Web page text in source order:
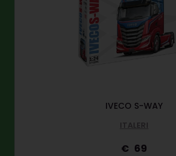
IVECO S-WAY
ITALERI
69